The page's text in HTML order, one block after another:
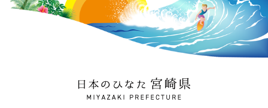
日本のひなた 宮崎県
MIYAZAKI PREFECTURE